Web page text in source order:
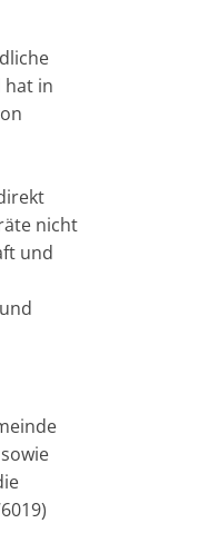
hat in
nicht
und